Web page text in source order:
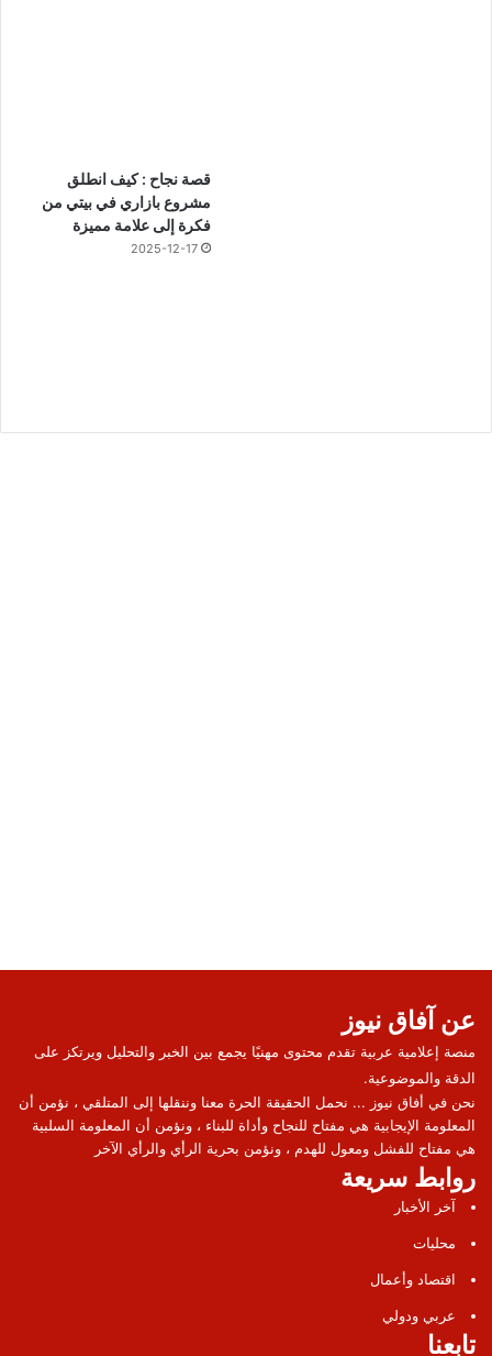
قصة نجاح : كيف انطلق
مشروع بازاري في بيتي من
فكرة إلى علامة مميزة
2025-12-17
عن آفاق نيوز
منصة إعلامية عربية تقدم محتوى مهنيًا يجمع بين الخبر والتحليل ويرتكز على
الدقة والموضوعية.
نحن في أفاق نيوز ... نحمل الحقيقة الحرة معنا وننقلها إلى المتلقي ، نؤمن أن
المعلومة الإيجابية هي مفتاح للنجاح وأداة للبناء ، ونؤمن أن المعلومة السلبية
هي مفتاح للفشل ومعول للهدم ، ونؤمن بحرية الرأي والرأي الآخر
روابط سريعة
آخر الأخبار
محليات
اقتصاد وأعمال
عربي ودولي
تابعنا